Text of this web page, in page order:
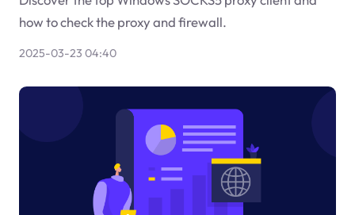
how to check the proxy and firewall.
2025-03-23 04:40